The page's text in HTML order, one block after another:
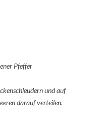
Pfeffer
und auf
darauf verteilen.